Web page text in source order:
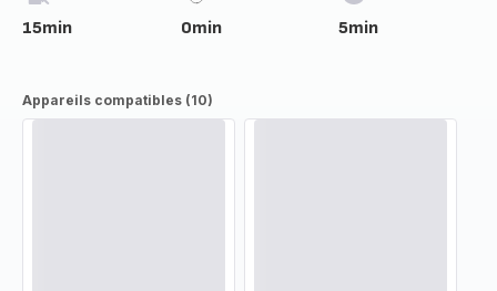
15min 0min 5min
Appareils compatibles (10)